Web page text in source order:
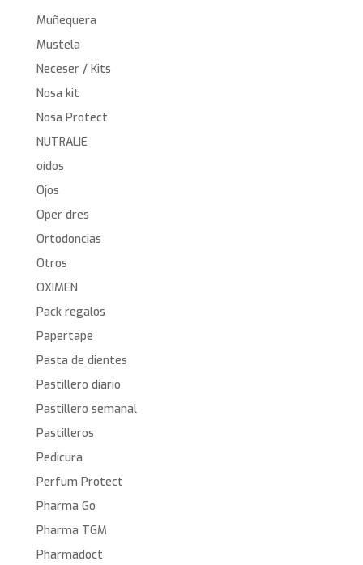
Muñequera
Mustela
Neceser / Kits
Nosa kit
Nosa Protect
NUTRALIE
oídos
Ojos
Oper dres
Ortodoncias
Otros
OXIMEN
Pack regalos
Papertape
Pasta de dientes
Pastillero diario
Pastillero semanal
Pastilleros
Pedicura
Perfum Protect
Pharma Go
Pharma TGM
Pharmadoct